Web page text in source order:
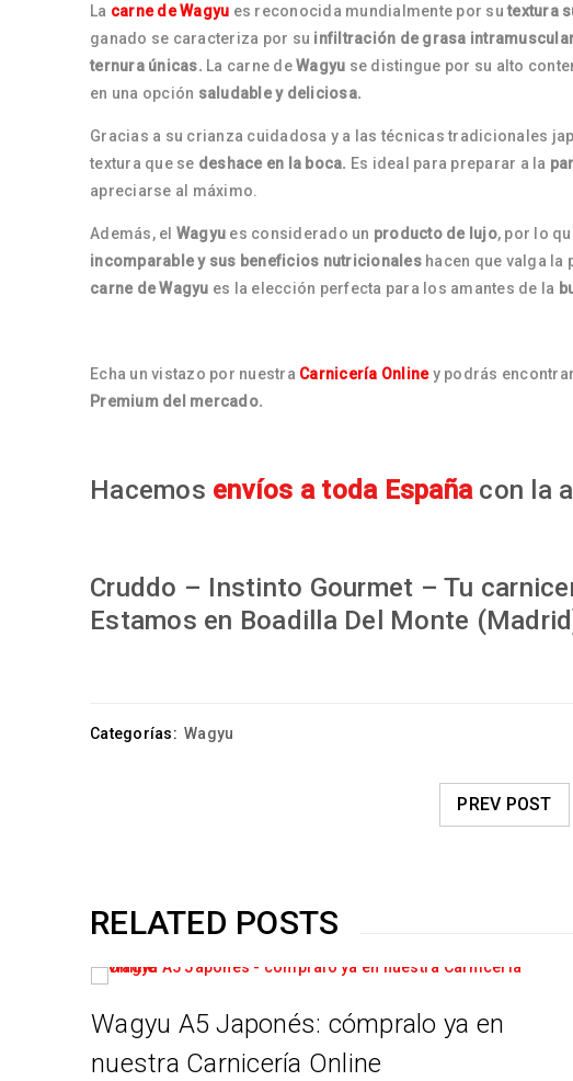
La carne de Wagyu es reconocida mundialmente por sutextura
ganado se caracteriza por su infiltración de grasa
ternura únicas. La carne deWagyu se distingue por su alto
en una opción saludable y deliciosa.
Gracias a su crianza cuidadosa y a las técnicas tradicionales
textura que se deshace en la boca. Es ideal para preparar a la
apreciarse al máximo.
Además, el Wagyu es considerado un producto de lujo, por lo
incomparable y sus beneficios nutricionaleshacen que valga la
carne de Wagyu es la elección perfecta para los amantes de la
Echa un vistazo por nuestra Carnicería Onliney podrás
Premium del mercado.
Hacemos envíos a toda Españacon la
Cruddo – Instinto Gourmet – Tu
Estamos en Boadilla Del Monte
Categorías: Wagyu
PREV POST
RELATED POSTS
Wagyu A5 Japonés: cómpralo ya en
nuestra Carnicería Online